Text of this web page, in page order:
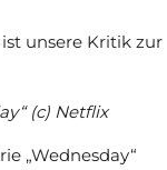
unsere Kritik zur
(c) Netflix
„Wednesday“